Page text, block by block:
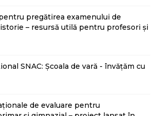
pregătirea examenului de
– resursă utilă pentru profesori și
SNAC: Școala de vară - învățăm cu
de evaluare pentru